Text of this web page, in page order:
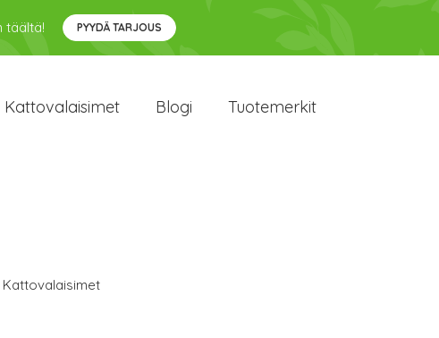
täältä! PYYDÄ TARJOUS
Kattovalaisimet Blogi Tuotemerkit
Kattovalaisimet